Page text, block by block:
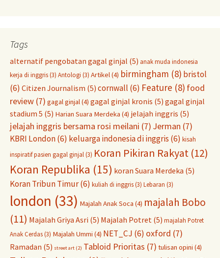
Tags
alternatif pengobatan gagal ginjal (5) anak muda indonesia
kerja di inggris(3) Antologi (3) Artikel(4) birmingham (8) bristol
(6) Citizen Journalism (5) cornwall (6) Feature (8) food
review (7) gagal ginjal(4) gagal ginjal kronis (5) gagal ginjal
stadium 5 (5) Harian Suara Merdeka (4) jelajah inggris (5)
jelajah inggris bersama rosi meilani (7) Jerman (7)
KBRI London(6) keluarga indonesia di inggris(6) kisah
inspiratif pasien gagal ginjal (3) Koran Pikiran Rakyat (12)
Koran Republika (15) koran Suara Merdeka (5)
Koran Tribun Timur(6) kuliah di inggris(3) Lebaran (3)
london (33) Majalah Anak Soca (4) majalah Bobo
(11) Majalah Griya Asri (5) Majalah Potret (5) majalah Potret
Anak Cerdas(3) Majalah Ummi (4) NET_CJ (6) oxford (7)
Ramadan (5) street art (2) Tabloid Prioritas (7) tulisan opini (4)